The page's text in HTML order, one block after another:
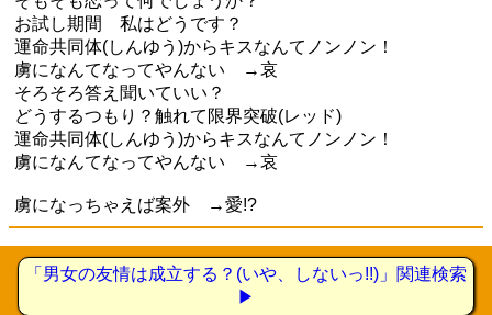
お試し期間 私はどうです？
運命共同体(しんゆう)からキスなんてノンノン！
虜になんてなってやんない →哀
そろそろ答え聞いていい？
どうするつもり？触れて限界突破(レッド)
運命共同体(しんゆう)からキスなんてノンノン！
虜になんてなってやんない →哀
虜になっちゃえば案外 →愛!?
「男女の友情は成立する？(いや、しないっ!!)」関連検索
▶